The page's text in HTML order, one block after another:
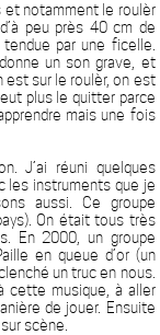
et notamment le roulèr
peu près 40 cm de
par une ficelle.
un son grave, et
est sur le roulèr, on est
plus le quitter parce
mais une fois
J’ai réuni quelques
les instruments que je
aussi. Ce groupe
On était tous très
En 2000, un groupe
en queue d’or (un
un truc en nous.
cette musique, à aller
de jouer. Ensuite
scène.